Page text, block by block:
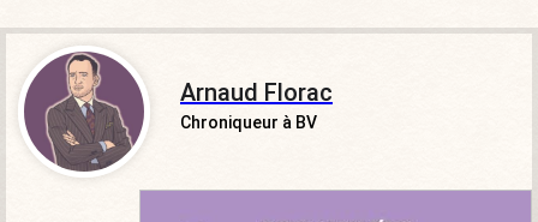
Arnaud Florac
Chroniqueur à BV